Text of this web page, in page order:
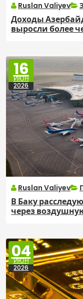
Ruslan Valiyev
Доходы
выросли более
16
ИЮН
2026
Ruslan Valiyev
В Баку
через
04
ИЮН
2026